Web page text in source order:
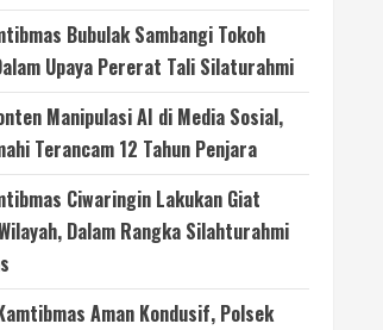
Bubulak Sambangi Tokoh
Upaya Pererat Tali Silaturahmi
Manipulasi AI di Media Sosial,
Terancam 12 Tahun Penjara
Ciwaringin Lakukan Giat
Dalam Rangka Silahturahmi
Aman Kondusif, Polsek